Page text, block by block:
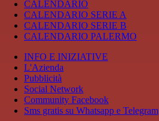
CALENDARIO
CALENDARIO SERIE A
CALENDARIO SERIE B
CALENDARIO PALERMO
INFO E INIZIATIVE
L'Azienda
Pubblicità
Social Network
Community Facebook
Sms gratis su Whatsapp e Telegram